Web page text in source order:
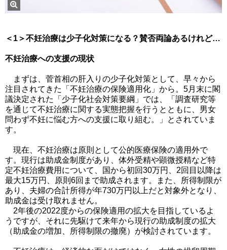
＜1＞不妊治療は少子化対策になる？賛否両論あるけれど…
不妊治療への支援の現状
まずは、菅首相の肝入りの少子化対策として、早々から
注目されてきた「不妊治療の保険適用化」から。5月末に閣
議決定された「少子化社会対策要綱」では、「調査研究等
を通じて不妊治療に関する実態把握を行うとともに、男女
問わず不妊に悩む方への支援に取り組む。」とされていま
す。
現在、不妊治療は原則として公的医療保険の適用外で
す。現行は助成金制度があり、体外受精や顕微授精など特
定不妊治療費用について、国から初回30万円、2回目以降は
最大15万円、原則6回まで助成されます。また、所得制限が
あり、夫婦の合計所得が年730万円以上だと対象外となり、
助成金は受け取れません。
2年後の2022度からの保険適用の拡大を目指しているよ
うですが、それに先駆けて来年から現行の助成制度の拡大
（助成金の増加、所得制限の撤廃）が検討されています。